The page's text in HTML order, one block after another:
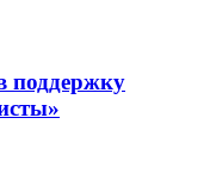
поддержку